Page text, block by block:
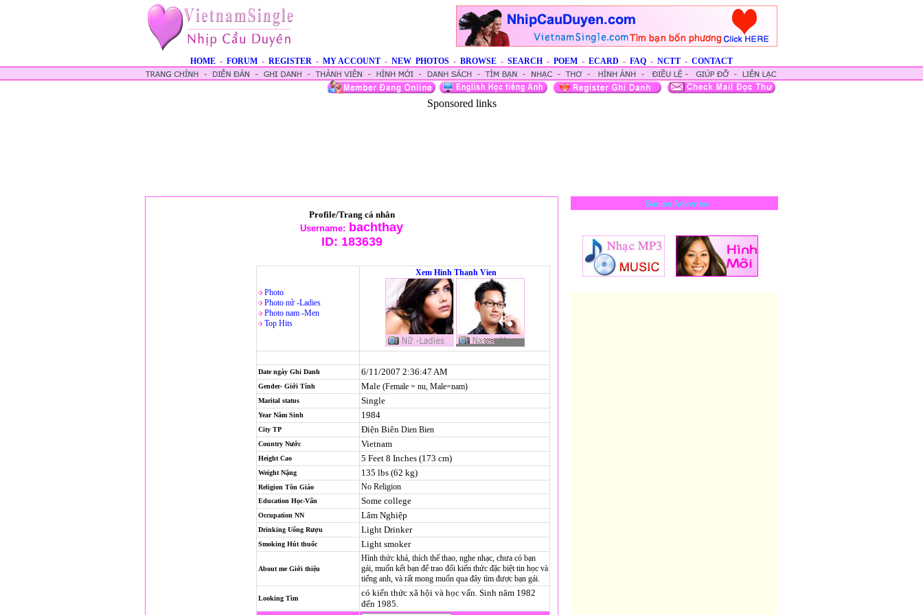
HOME - FORUM - REGISTER - MY ACCOUNT - NEW PHOTOS - BROWSE - SEARCH - POEM - ECARD - FAQ - NCTT - CONTACT
Sponsored links
Profile/Trang cá nhân
Username: bachthay
ID: 183639
Photo
Photo nử -Ladies
Photo nam -Men
Top Hits
Xem Hinh Thanh Vien
Date ngày Ghi Danh 6/11/2007 2:36:47 AM
Gender- Giới Tính Male (Female = nu, Male=nam)
Marital status Single
Year Năm Sinh 1984
City TP Điện Biên Dien Bien
Country Nước Vietnam
Height Cao 5 Feet 8 Inches (173 cm)
Weight Nặng 135 lbs (62 kg)
Religion Tôn Giáo No Religion
Education Học-Vấn Some college
Occupation NN Lâm Nghiệp
Drinking Uống Rượu Light Drinker
Smoking Hút thuốc Light smoker
About me Giới thiệu
Hình thức khá, thích thể thao, nghe nhạc, chưa có bạn
gái, muốn kết bạn để trao đổi kiến thức đặc biệt tin học và
tiếng anh, và rất mong muốn qua đây tìm được bạn gái.
Looking Tìm
có kiến thức xã hội và học vấn. Sinh năm 1982
đến 1985.
Banner Advertise